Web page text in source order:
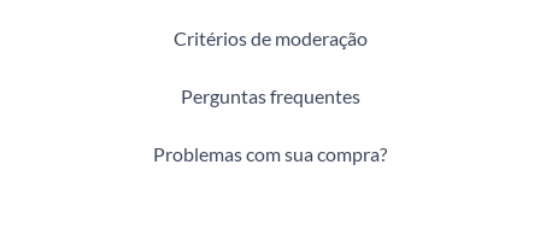
Critérios de moderação
Perguntas frequentes
Problemas com sua compra?